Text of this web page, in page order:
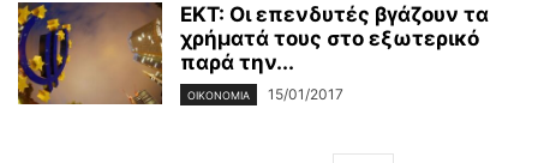
ΕΚΤ: Οι επενδυτές βγάζουν τα
χρήματά τους στο εξωτερικό
παρά την...
ΟΙΚΟΝΟΜΊΑ 15/01/2017